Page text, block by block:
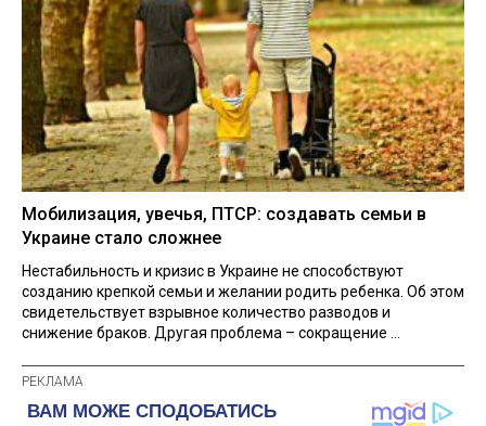
Мобилизация, увечья, ПТСР: создавать семьи в
Украине стало сложнее
Нестабильность и кризис в Украине не способствуют
созданию крепкой семьи и желании родить ребенка. Об этом
свидетельствует взрывное количество разводов и
снижение браков. Другая проблема – сокращение ...